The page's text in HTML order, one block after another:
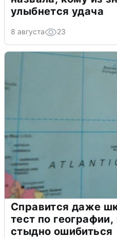
улыбнется удача
8 августа 23
Справится даже
тест по
стыдно ошибиться